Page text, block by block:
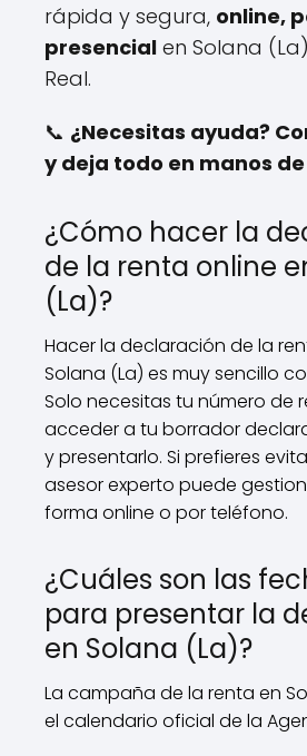
rápida y segura, online,
presencial en Solana
Real.
📞 ¿Necesitas ayuda?
y deja todo en manos
¿Cómo hacer la
de la renta online
(La)?
Hacer la declaración de la
Solana (La) es muy sencillo
Solo necesitas tu número de
acceder a tu borrador
y presentarlo. Si prefieres
asesor experto puede
forma online o por teléfono.
¿Cuáles son las
para presentar la
en Solana (La)?
La campaña de la renta en
el calendario oficial de la